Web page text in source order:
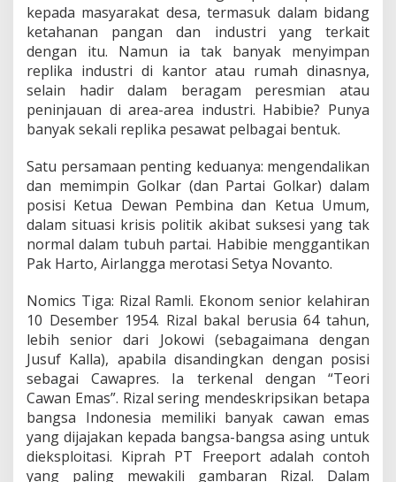
kepada masyarakat desa, termasuk dalam bidang
ketahanan pangan dan industri yang terkait
dengan itu. Namun ia tak banyak menyimpan
replika industri di kantor atau rumah dinasnya,
selain hadir dalam beragam peresmian atau
peninjauan di area-area industri. Habibie? Punya
banyak sekali replika pesawat pelbagai bentuk.
Satu persamaan penting keduanya: mengendalikan
dan memimpin Golkar (dan Partai Golkar) dalam
posisi Ketua Dewan Pembina dan Ketua Umum,
dalam situasi krisis politik akibat suksesi yang tak
normal dalam tubuh partai. Habibie menggantikan
Pak Harto, Airlangga merotasi Setya Novanto.
Nomics Tiga: Rizal Ramli. Ekonom senior kelahiran
10 Desember 1954. Rizal bakal berusia 64 tahun,
lebih senior dari Jokowi (sebagaimana dengan
Jusuf Kalla), apabila disandingkan dengan posisi
sebagai Cawapres. Ia terkenal dengan “Teori
Cawan Emas”. Rizal sering mendeskripsikan betapa
bangsa Indonesia memiliki banyak cawan emas
yang dijajakan kepada bangsa-bangsa asing untuk
dieksploitasi. Kiprah PT Freeport adalah contoh
yang paling mewakili gambaran Rizal. Dalam